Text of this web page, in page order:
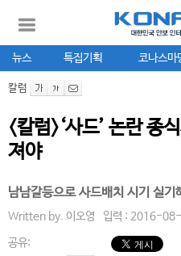
뉴스 특집기획 코나스마
칼럼
<칼럼>‘사드’ 논란 종
져야
남남갈등으로 사드배치 시기 실기
Written by. 이오영 입력 : 2016-
공유: